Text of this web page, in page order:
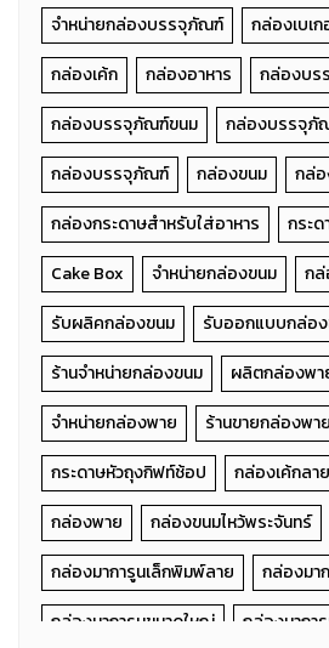
จำหน่ายกล่องบรรจุภัณฑ์
กล่องเบเ
กล่องเค้ก
กล่องอาหาร
กล่องบร
กล่องบรรจุภัณฑ์ขนม
กล่องบรรจุภั
กล่องบรรจุภัณฑ์
กล่องขนม
กล่อ
กล่องกระดาษสำหรับใส่อาหาร
กระ
Cake Box
จำหน่ายกล่องขนม
กล่
รับผลิคกล่องขนม
รับออกแบบกล่อ
ร้านจำหน่ายกล่องขนม
ผลิตกล่องพา
จำหน่ายกล่องพาย
ร้านขายกล่องพาย
กระดาษหัวถุงกิฟท์ช้อป
กล่องเค้กลาย
กล่องพาย
กล่องขนมไหว้พระจันทร์
กล่องมาการูนเล็กพิมพ์ลาย
กล่องมา
กล่องมาการูนขนาดใหญ่
กล่องมากา